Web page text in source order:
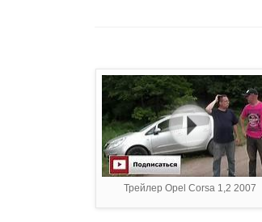
Трейлер Opel Corsa 1,2 2007